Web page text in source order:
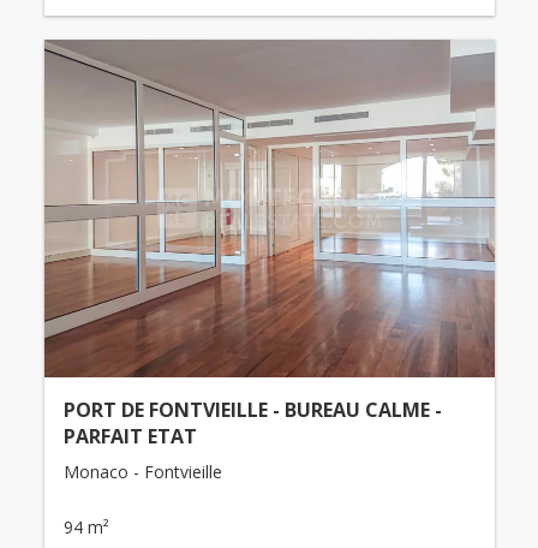
PORT DE FONTVIEILLE - BUREAU CALME -
PARFAIT ETAT
Monaco - Fontvieille
94 m²